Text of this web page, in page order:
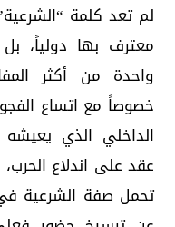
لم تعد كلمة
معترف بها دولياً،
واحدة من أكثر
خصوصاً مع اتساع
الداخلي الذي
عقد على اندلاع
تحمل صفة الشرعية في